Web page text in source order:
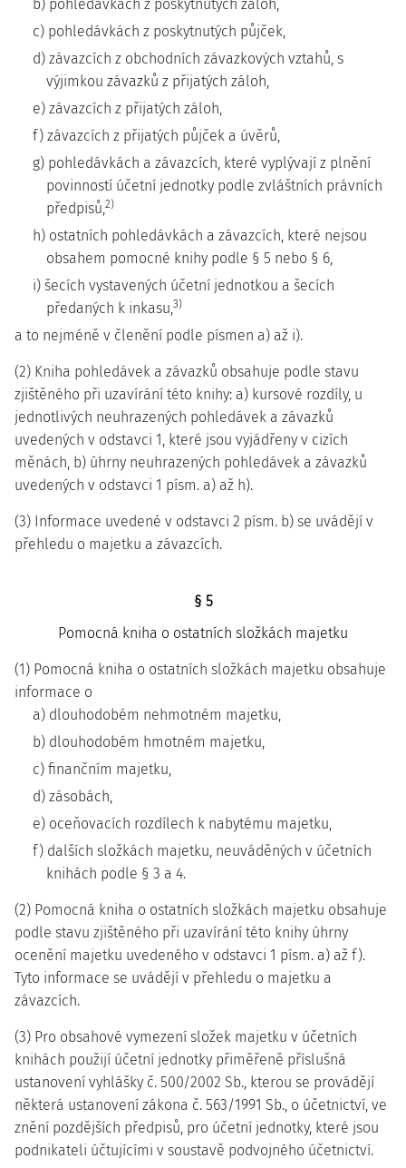
b) pohledávkách z poskytnutých záloh,
c) pohledávkách z poskytnutých půjček,
d) závazcích z obchodních závazkových vztahů, s
výjimkou závazků z přijatých záloh,
e) závazcích z přijatých záloh,
f) závazcích z přijatých půjček a úvěrů,
g) pohledávkách a závazcích, které vyplývají z plnění
povinností účetní jednotky podle zvláštních právních
předpisů,2)
h) ostatních pohledávkách a závazcích, které nejsou
obsahem pomocné knihy podle § 5 nebo § 6,
i) šecích vystavených účetní jednotkou a šecích
předaných k inkasu,3)
a to nejméně v členění podle písmen a) až i).
(2) Kniha pohledávek a závazků obsahuje podle stavu
zjištěného při uzavírání této knihy: a) kursové rozdíly, u
jednotlivých neuhrazených pohledávek a závazků
uvedených v odstavci 1, které jsou vyjádřeny v cizích
měnách, b) úhrny neuhrazených pohledávek a závazků
uvedených v odstavci 1 písm. a) až h).
(3) Informace uvedené v odstavci 2 písm. b) se uvádějí v
přehledu o majetku a závazcích.
§ 5
Pomocná kniha o ostatních složkách majetku
(1) Pomocná kniha o ostatních složkách majetku obsahuje
informace o
a) dlouhodobém nehmotném majetku,
b) dlouhodobém hmotném majetku,
c) finančním majetku,
d) zásobách,
e) oceňovacích rozdílech k nabytému majetku,
f) dalších složkách majetku, neuváděných v účetních
knihách podle § 3 a 4.
(2) Pomocná kniha o ostatních složkách majetku obsahuje
podle stavu zjištěného při uzavírání této knihy úhrny
ocenění majetku uvedeného v odstavci 1 písm. a) až f).
Tyto informace se uvádějí v přehledu o majetku a
závazcích.
(3) Pro obsahové vymezení složek majetku v účetních
knihách použijí účetní jednotky přiměřeně příslušná
ustanovení vyhlášky č. 500/2002 Sb., kterou se provádějí
některá ustanovení zákona č. 563/1991 Sb., o účetnictví, ve
znění pozdějších předpisů, pro účetní jednotky, které jsou
podnikateli účtujícími v soustavě podvojného účetnictví.